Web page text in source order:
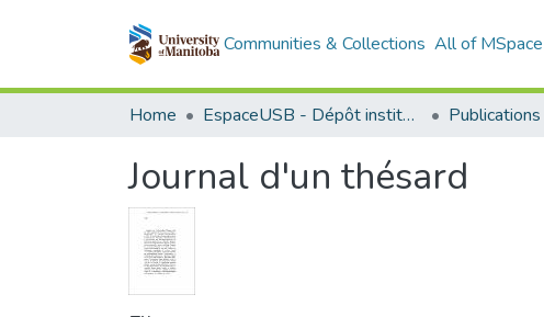
Communities & Collections All of MSpace
Home EspaceUSB - Dépôt institutionnel de l'Université de Saint-Boniface
Journal d'un thésard